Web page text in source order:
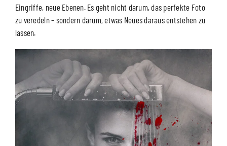
Eingriffe, neue Ebenen. Es geht nicht darum, das perfekte Foto
zu veredeln – sondern darum, etwas Neues daraus entstehen zu
lassen.